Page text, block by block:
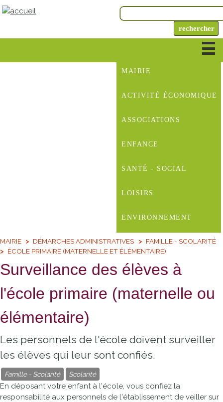
MAIRIE
ACTIVITÉ ÉCONOMIQUE
ASSOCIATIONS
ENFANCE
SANTÉ - SOCIAL
LOISIRS
ENVIRONNEMENT
MAIRIE DÉMARCHES ADMINISTRATIVES
FAMILLE - SCOLARITÉ
ÉCOLE PRIMAIRE (MATERNELLE ET ÉLÉMENTAIRE)
Surveillance des élèves à
l'école primaire (maternelle ou
élémentaire)
Les personnels de l'école doivent surveiller
les élèves qui leur sont confiés.
Famille - Scolarité Scolarité
En déposant votre enfant à l'école, vous confiez la
responsabilité aux personnels de l'établissement de veiller sur